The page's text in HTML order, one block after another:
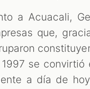
a Acuacali,
que,
se convirtió
a día de